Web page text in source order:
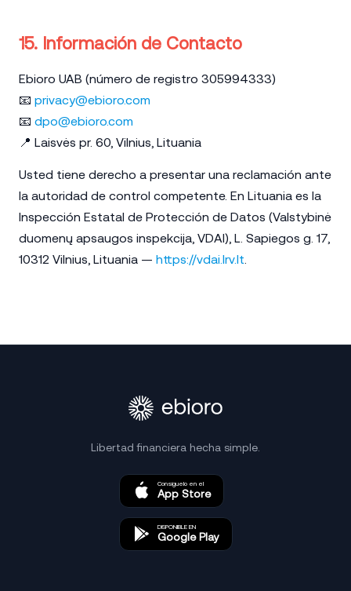
15. Información de Contacto
Ebioro UAB (número de registro 305994333)
📧 privacy@ebioro.com
📧 dpo@ebioro.com
📍 Laisvės pr. 60, Vilnius, Lituania
Usted tiene derecho a presentar una reclamación ante
la autoridad de control competente. En Lituania es la
Inspección Estatal de Protección de Datos (Valstybinė
duomenų apsaugos inspekcija, VDAI), L. Sapiegos g. 17,
10312 Vilnius, Lituania — https://vdai.lrv.lt
Libertad financiera hecha simple.
Consíguelo en el
App Store
DISPONIBLE EN
Google Play